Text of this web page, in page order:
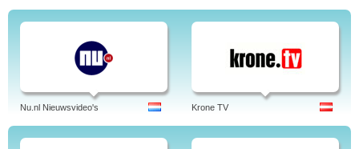
Nu.nl Nieuwsvideo's Krone TV